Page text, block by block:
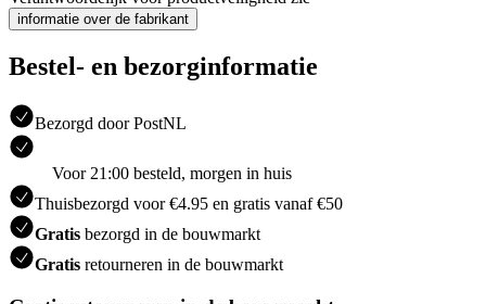
informatie over de fabrikant
Bestel- en bezorginformatie
Bezorgd door PostNL
Voor 21:00 besteld, morgen in huis
Thuisbezorgd voor €4.95 en gratis vanaf €50
Gratis bezorgd in de bouwmarkt
Gratis retourneren in de bouwmarkt